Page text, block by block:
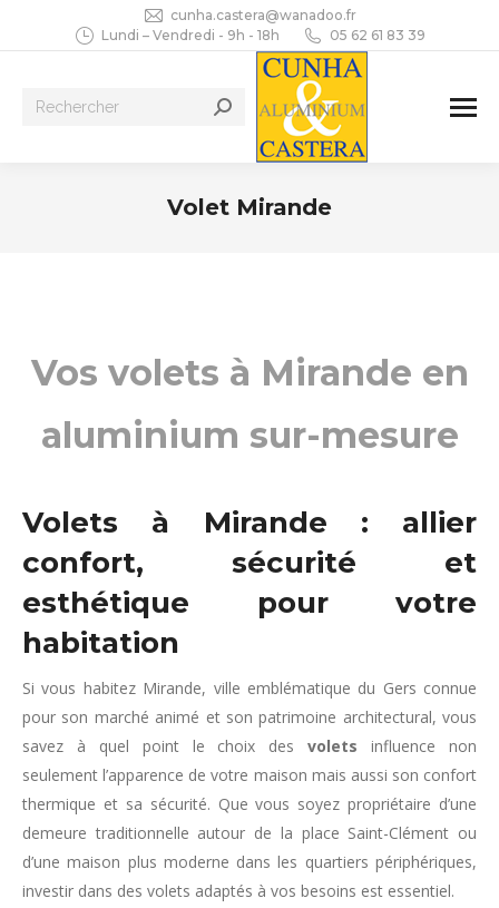
cunha.castera@wanadoo.fr
Lundi – Vendredi - 9h - 18h
05 62 61 83 39
Recherche
Volet Mirande
Vos volets à Mirande en
aluminium sur-mesure
Volets à Mirande : allier
confort, sécurité et
esthétique pour votre
habitation
Si vous habitez Mirande, ville emblématique du Gers connue
pour son marché animé et son patrimoine architectural, vous
savez à quel point le choix desvolets influence non
seulement l’apparence de votre maison mais aussi son confort
thermique et sa sécurité. Que vous soyez propriétaire d’une
demeure traditionnelle autour de la place Saint-Clément ou
d’une maison plus moderne dans les quartiers périphériques,
investir dans des volets adaptés à vos besoins est essentiel.